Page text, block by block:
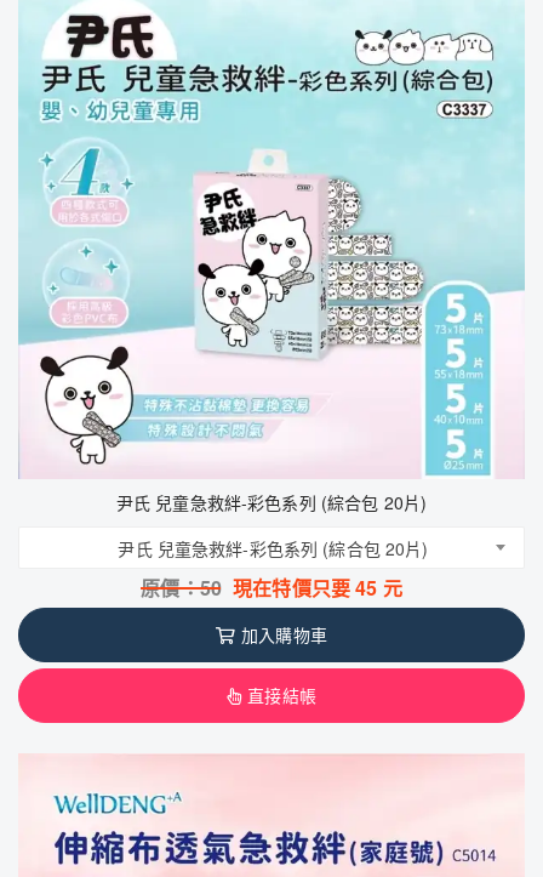
尹氏 兒童急救絆-彩色系列 (綜合包 20片)
尹氏 兒童急救絆-彩色系列 (綜合包 20片)
原價：50 現在特價只要45 元
加入購物車
直接結帳